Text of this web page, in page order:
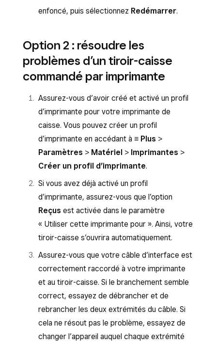
enfoncé, puis sélectionnez Redémarrer.
Option 2 : résoudre les
problèmes d’un tiroir-caisse
commandé par imprimante
Assurez-vous d’avoir créé et activé un profil
d’imprimante pour votre imprimante de
caisse. Vous pouvez créer un profil
d’imprimante en accédant à ≡ Plus >
Paramètres > Matériel > Imprimantes >
Créer un profil d’imprimante.
Si vous avez déjà activé un profil
d’imprimante, assurez-vous que l’option
Reçus est activée dans le paramètre
« Utiliser cette imprimante pour ». Ainsi, votre
tiroir-caisse s’ouvrira automatiquement.
Assurez-vous que votre câble d’interface est
correctement raccordé à votre imprimante
et au tiroir-caisse. Si le branchement semble
correct, essayez de débrancher et de
rebrancher les deux extrémités du câble. Si
cela ne résout pas le problème, essayez de
changer l’appareil auquel chaque extrémité